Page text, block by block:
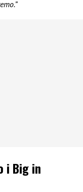
i Big in